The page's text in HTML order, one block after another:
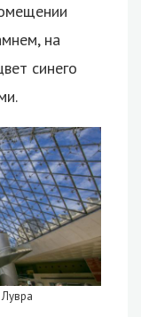
на
синего